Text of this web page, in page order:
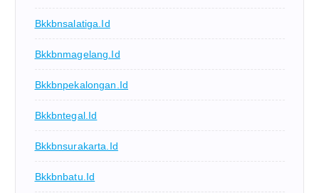
Bkkbnsalatiga.id
Bkkbnmagelang.id
Bkkbnpekalongan.id
Bkkbntegal.id
Bkkbnsurakarta.id
Bkkbnbatu.id